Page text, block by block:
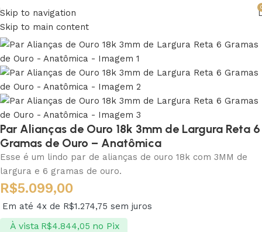
Skip to navigation
Skip to main content
Par Alianças de Ouro 18k 3mm de Largura Reta 6
Gramas de Ouro – Anatômica
Esse é um lindo par de alianças de ouro 18k com 3MM de
largura e 6 gramas de ouro.
R$5.099,00
Em até 4x de R$1.274,75 sem juros
À vista R$4.844,05 no Pix